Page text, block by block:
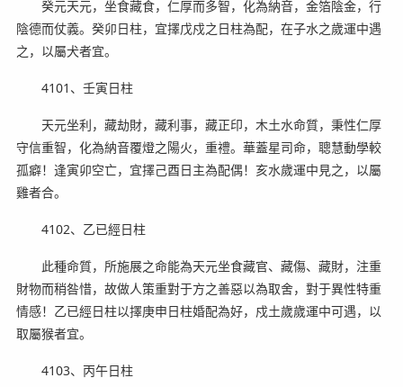
癸元天元，坐食藏食，仁厚而多智，化為納音，金箔陰金，行
陰德而仗義。癸卯日柱，宜擇戊戍之日柱為配，在子水之歲運中遇
之，以屬犬者宜。
4101、壬寅日柱
天元坐利，藏劫財，藏利事，藏正印，木土水命質，秉性仁厚
守信重智，化為納音覆燈之陽火，重禮。華蓋星司命，聰慧動學較
孤癖！逢寅卯空亡，宜擇己酉日主為配偶！亥水歲運中見之，以屬
雞者合。
4102、乙已經日柱
此種命質，所施展之命能為天元坐食藏官、藏傷、藏財，注重
財物而稍咎惜，故做人策重對于方之善惡以為取舍，對于異性特重
情感！乙已經日柱以擇庚申日柱婚配為好，戍土歲歲運中可遇，以
取屬猴者宜。
4103、丙午日柱